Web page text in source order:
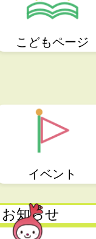
こどもページ
イベント
お知らせ